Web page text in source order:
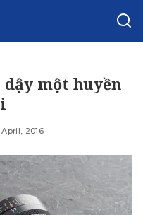
một huyền
April, 2016